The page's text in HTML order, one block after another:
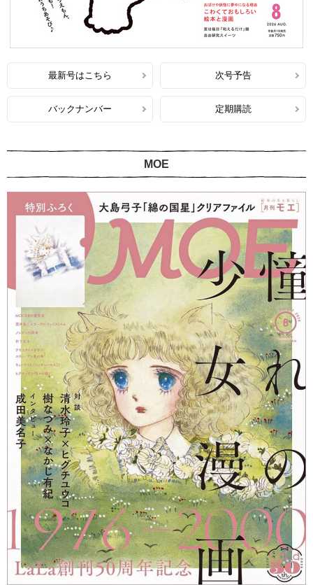
最新号はこちら 次号予告
バックナンバー 定期購読
MOE